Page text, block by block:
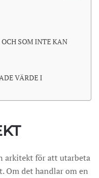
SOM INTE KAN
VÄRDE I
arkitekt för att utarbeta
Om det handlar om en